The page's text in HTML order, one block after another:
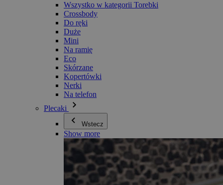
Wszystko w kategorii Torebki
Crossbody
Do ręki
Duże
Mini
Na ramię
Eco
Skórzane
Kopertówki
Nerki
Na telefon
Plecaki
Wstecz
Show more